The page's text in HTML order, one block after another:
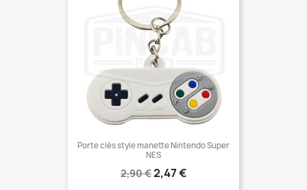
Porte clés style manette Nintendo Super
NES
Prix
2,90 € Prix
2,47 €